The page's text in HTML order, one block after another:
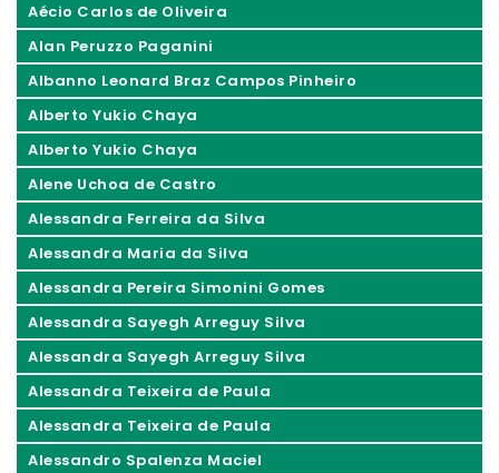
Aécio Carlos de Oliveira
Alan Peruzzo Paganini
Albanno Leonard Braz Campos Pinheiro
Alberto Yukio Chaya
Alberto Yukio Chaya
Alene Uchoa de Castro
Alessandra Ferreira da Silva
Alessandra Maria da Silva
Alessandra Pereira Simonini Gomes
Alessandra Sayegh Arreguy Silva
Alessandra Sayegh Arreguy Silva
Alessandra Teixeira de Paula
Alessandra Teixeira de Paula
Alessandro Spalenza Maciel